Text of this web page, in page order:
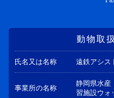
動物取
氏名又は名称 遠鉄アシス
事業所の名称
静岡県水産
習施設ウォ